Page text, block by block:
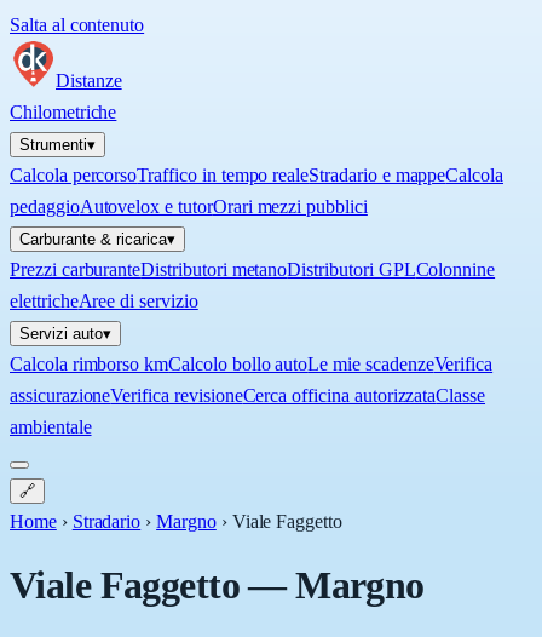
Salta al contenuto
Distanze
Chilometriche
Strumenti▾
Calcola percorsoTraffico in tempo realeStradario e mappeCalcola
pedaggioAutovelox e tutorOrari mezzi pubblici
Carburante & ricarica▾
Prezzi carburanteDistributori metanoDistributori GPLColonnine
elettricheAree di servizio
Servizi auto▾
Calcola rimborso kmCalcolo bollo autoLe mie scadenzeVerifica
assicurazioneVerifica revisioneCerca officina autorizzataClasse
ambientale
🔗
Home › Stradario › Margno › Viale Faggetto
Viale Faggetto—Margno